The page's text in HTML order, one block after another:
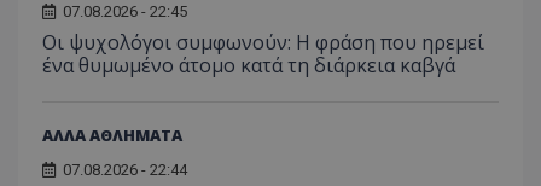
07.08.2026 - 22:45
Οι ψυχολόγοι συμφωνούν: Η φράση που ηρεμεί
ένα θυμωμένο άτομο κατά τη διάρκεια καβγά
ΑΛΛΑ ΑΘΛΗΜΑΤΑ
07.08.2026 - 22:44